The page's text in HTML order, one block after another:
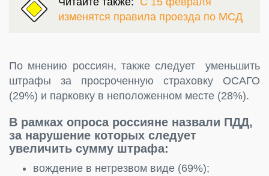
изменятся правила проезда по МСД
По мнению россиян, также следует уменьшить
штрафы за просроченную страховку ОСАГО
(29%) и парковку в неположенном месте (28%).
В рамках опроса россияне назвали ПДД,
за нарушение которых следует
увеличить сумму штрафа:
вождение в нетрезвом виде (69%);